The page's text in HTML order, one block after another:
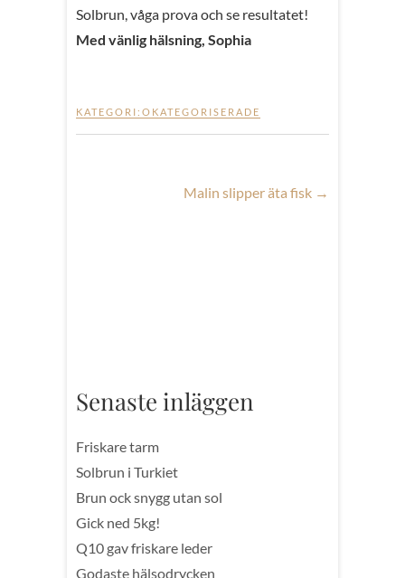
Solbrun, våga prova och se resultatet!
Med vänlig hälsning, Sophia
KATEGORI: OKATEGORISERADE
Malin slipper äta fisk →
Senaste inläggen
Friskare tarm
Solbrun i Turkiet
Brun ock snygg utan sol
Gick ned 5kg!
Q10 gav friskare leder
Godaste hälsodrycken